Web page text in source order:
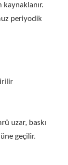
kaynaklanır.
periyodik
uzar, baskı
geçilir.